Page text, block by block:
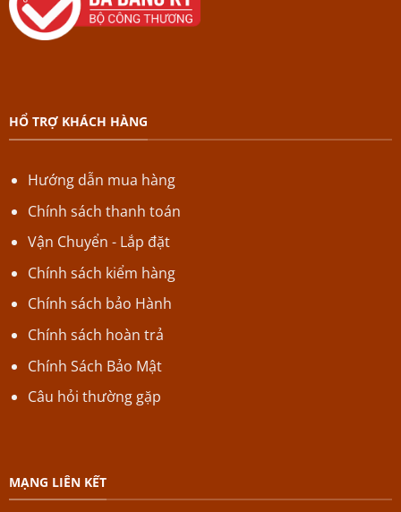
HỔ TRỢ KHÁCH HÀNG
Hướng dẫn mua hàng
Chính sách thanh toán
Vận Chuyển - Lắp đặt
Chính sách kiểm hàng
Chính sách bảo Hành
Chính sách hoàn trả
Chính Sách Bảo Mật
Câu hỏi thường gặp
MẠNG LIÊN KẾT